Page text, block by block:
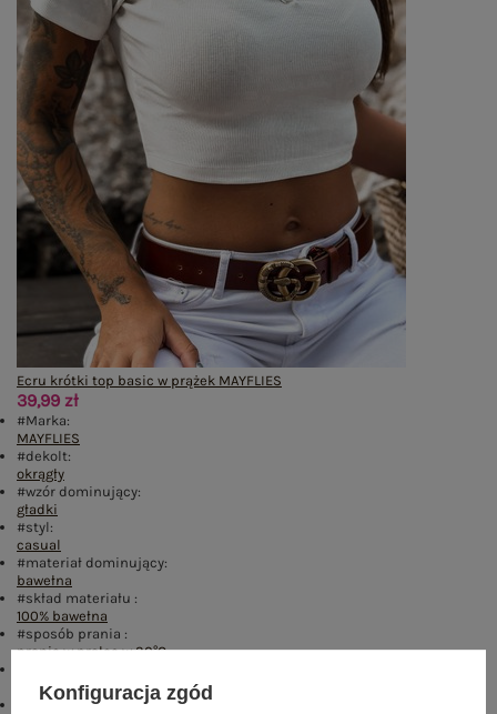
Ecru krótki top basic w prążek MAYFLIES
39,99 zł
#Marka:
MAYFLIES
#dekolt:
okrągły
#wzór dominujący:
gładki
#styl:
casual
#materiał dominujący:
bawełna
#skład materiału :
100% bawełna
#sposób prania :
pranie w pralce w 30°C
krótka
#rękaw:
Konfiguracja zgód